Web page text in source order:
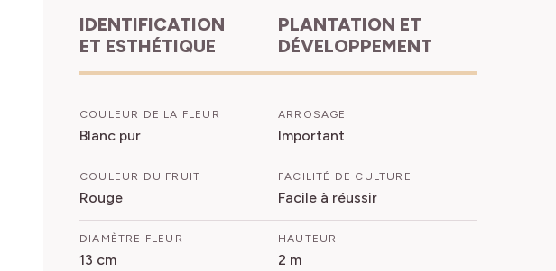
IDENTIFICATION
ET ESTHÉTIQUE
COULEUR DE LA FLEUR
Blanc pur
COULEUR DU FRUIT
Rouge
DIAMÈTRE FLEUR
13 cm
PLANTATION ET
DÉVELOPPEMENT
ARROSAGE
Important
FACILITÉ DE CULTURE
Facile à réussir
HAUTEUR
2 m